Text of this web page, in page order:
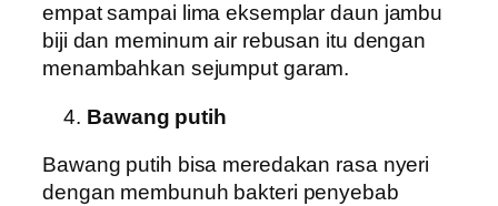
empat sampai lima eksemplar daun jambu
biji dan meminum air rebusan itu dengan
menambahkan sejumput garam.
Bawang putih
Bawang putih bisa meredakan rasa nyeri
dengan membunuh bakteri penyebab